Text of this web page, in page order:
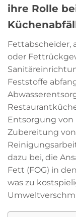
ihre Rolle
Fettabscheider,
oder
Feststoffe
Entsorgung von
Zubereitung
dazu bei, die
Fett (FOG) in
was zu